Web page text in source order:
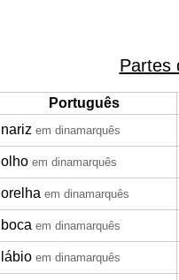
Partes
Português
nariz em dinamarquês
olho em dinamarquês
orelha em dinamarquês
boca em dinamarquês
lábio em dinamarquês